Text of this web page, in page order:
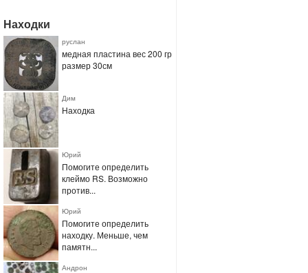
Находки
руслан
медная пластина вес 200 гр
размер 30см
Дим
Находка
Юрий
Помогите определить
клеймо RS. Возможно
против...
Юрий
Помогите определить
находку. Меньше, чем
памятн...
Андрон